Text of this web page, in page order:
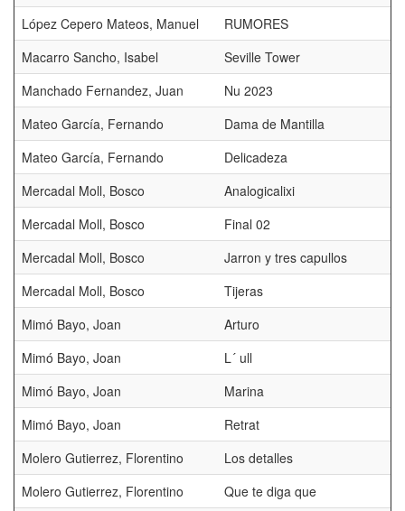
López Cepero Mateos, Manuel
RUMORES
Macarro Sancho, Isabel
Seville Tower
Manchado Fernandez, Juan
Nu 2023
Mateo García, Fernando
Dama de Mantilla
Mateo García, Fernando
Delicadeza
Mercadal Moll, Bosco
Analogicalixi
Mercadal Moll, Bosco
Final 02
Mercadal Moll, Bosco
Jarron y tres capullos
Mercadal Moll, Bosco
Tijeras
Mimó Bayo, Joan
Arturo
Mimó Bayo, Joan
L´ ull
Mimó Bayo, Joan
Marina
Mimó Bayo, Joan
Retrat
Molero Gutierrez, Florentino
Los detalles
Molero Gutierrez, Florentino
Que te diga que